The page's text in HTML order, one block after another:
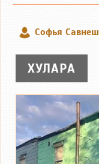
Софья Савнеш
ХУЛАРА